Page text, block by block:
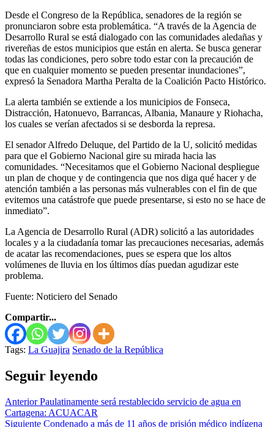
Desde el Congreso de la República, senadores de la región se
pronunciaron sobre esta problemática. “A través de la Agencia de
Desarrollo Rural se está dialogado con las comunidades aledañas y
rivereñas de estos municipios que están en alerta. Se busca generar
todas las condiciones, pero sobre todo estar con la precaución de
que en cualquier momento se pueden presentar inundaciones”,
expresó la Senadora Martha Peralta de la Coalición Pacto Histórico.
La alerta también se extiende a los municipios de Fonseca,
Distracción, Hatonuevo, Barrancas, Albania, Manaure y Riohacha,
los cuales se verían afectados si se desborda la represa.
El senador Alfredo Deluque, del Partido de la U, solicitó medidas
para que el Gobierno Nacional gire su mirada hacia las
comunidades. “Necesitamos que el Gobierno Nacional despliegue
un plan de choque y de contingencia que nos diga qué hacer y de
atención también a las personas más vulnerables con el fin de que
evitemos una catástrofe que puede presentarse, si esto no se hace de
inmediato”.
La Agencia de Desarrollo Rural (ADR) solicitó a las autoridades
locales y a la ciudadanía tomar las precauciones necesarias, además
de acatar las recomendaciones, pues se espera que los altos
volúmenes de lluvia en los últimos días puedan agudizar este
problema.
Fuente: Noticiero del Senado
Compartir...
Tags: La Guajira Senado de la República
Seguir leyendo
AnteriorPaulatinamente será restablecido servicio de agua en
Cartagena: ACUACAR
Siguiente Condenado a más de 11 años de prisión médico indígena